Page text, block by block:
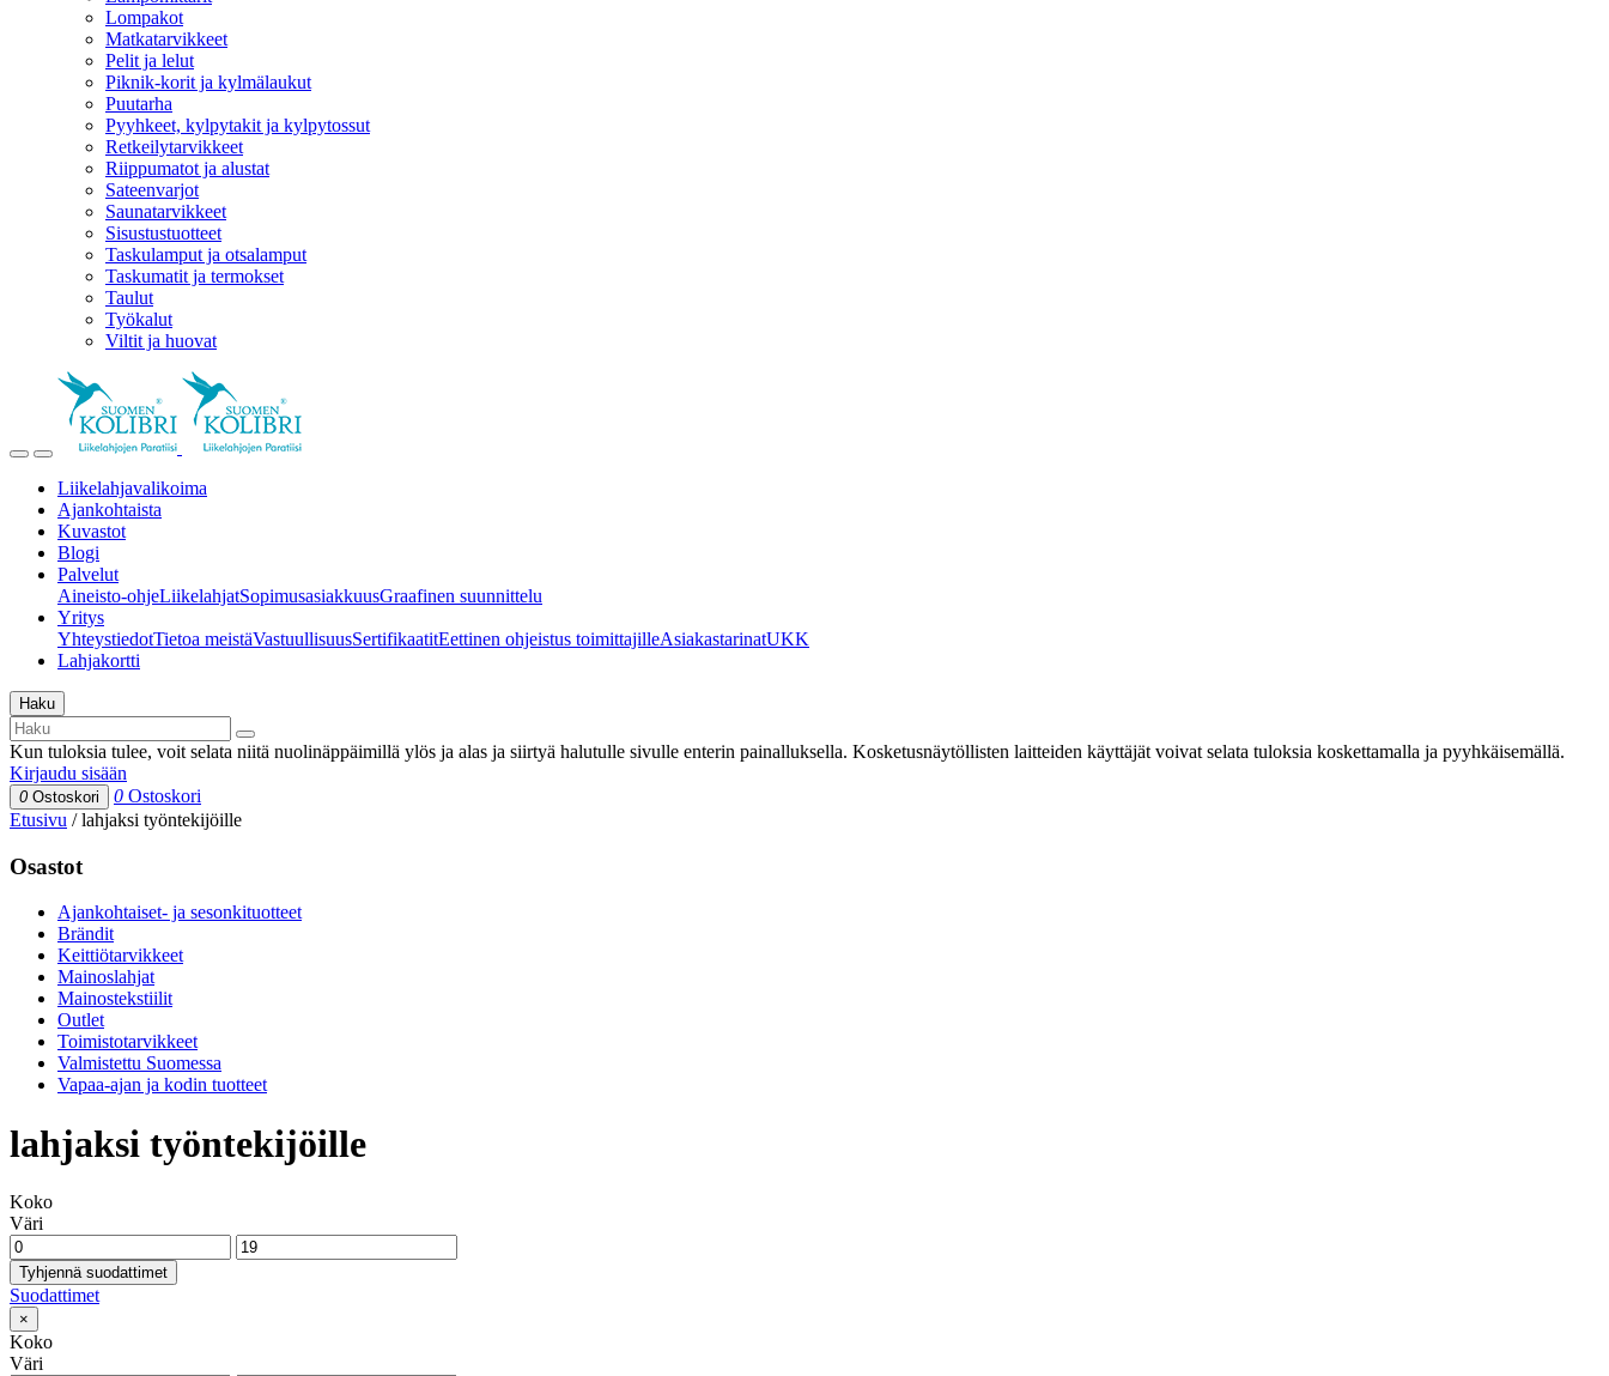
Lompakot
Matkatarvikkeet
Pelit ja lelut
Piknik-korit ja kylmälaukut
Puutarha
Pyyhkeet, kylpytakit ja kylpytossut
Retkeilytarvikkeet
Riippumatot ja alustat
Sateenvarjot
Saunatarvikkeet
Sisustustuotteet
Taskulamput ja otsalamput
Taskumatit ja termokset
Taulut
Työkalut
Viltit ja huovat
Liikelahjavalikoima
Ajankohtaista
Kuvastot
Blogi
Palvelut
Aineisto-ohjeLiikelahjatSopimusasiakkuusGraafinen suunnittelu
Yritys
YhteystiedotTietoa meistäVastuullisuusSertifikaatitEettinen ohjeistus toimittajilleAsiakastarinatUKK
Lahjakortti
Haku
Kun tuloksia tulee, voit selata niitä nuolinäppäimillä ylös ja alas ja siirtyä halutulle sivulle enterin painalluksella. Kosketusnäytöllisten laitteiden käyttäjät voivat selata tuloksia koskettamalla ja pyyhkäisemällä.
Kirjaudu sisään
0 Ostoskori 0 Ostoskori
Etusivu /lahjaksi työntekijöille
Osastot
Ajankohtaiset- ja sesonkituotteet
Brändit
Keittiötarvikkeet
Mainoslahjat
Mainostekstiilit
Outlet
Toimistotarvikkeet
Valmistettu Suomessa
Vapaa-ajan ja kodin tuotteet
lahjaksi työntekijöille
Koko
Väri
Tyhjennä suodattimet
Suodattimet
×
Koko
Väri